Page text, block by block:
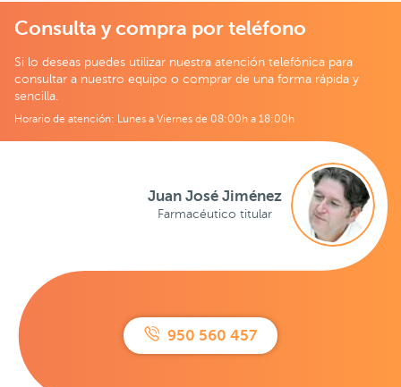
Consulta y compra por teléfono
Si lo deseas puedes utilizar nuestra atención telefónica para
consultar a nuestro equipo o comprar de una forma rápida y
sencilla.
Horario de atención: Lunes a Viernes de 08:00h a 18:00h
950 560 457
Juan José Jiménez
Farmacéutico titular